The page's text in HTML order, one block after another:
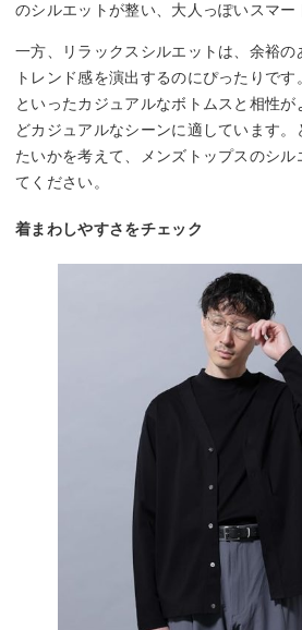
のシルエットが整い、大人っぽいスマー
一方、リラックスシルエットは、余裕の
トレンド感を演出するのにぴったりで
といったカジュアルなボトムスと相性
どカジュアルなシーンに適しています
たいかを考えて、メンズトップスのシ
てください。
着まわしやすさをチェック